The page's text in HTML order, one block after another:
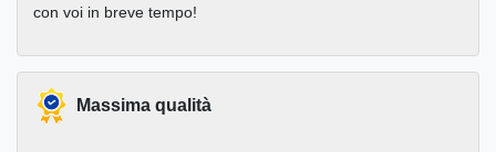
con voi in breve tempo!
Massima qualità